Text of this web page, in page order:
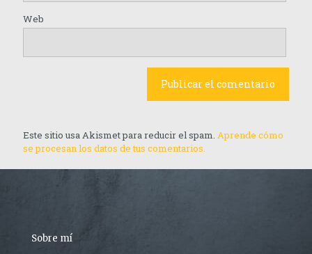
Web
Este sitio usa Akismet para reducir el spam. Aprende cómo
se procesan los datos de tus comentarios.
Sobre mí